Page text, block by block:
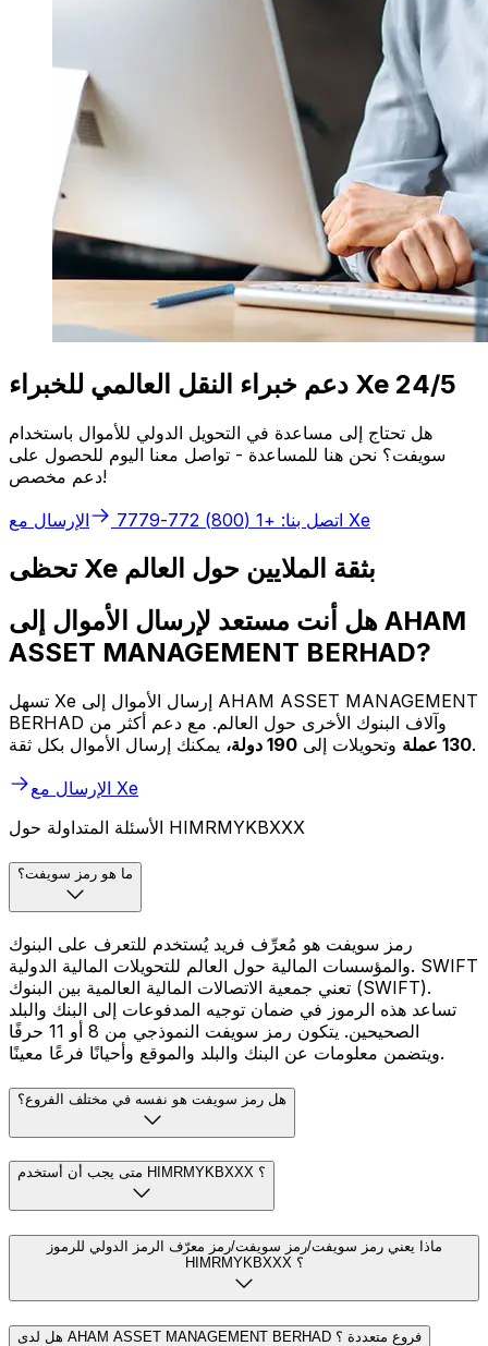
دعم خبراء النقل العالمي للخبراء Xe 24/5
هل تحتاج إلى مساعدة في التحويل الدولي للأموال باستخدام
سويفت؟ نحن هنا للمساعدة - تواصل معنا اليوم للحصول على
دعم مخصص!
اتصل بنا: +1 (800) 772-7779 الإرسال مع Xe
تحظى Xe بثقة الملايين حول العالم
هل أنت مستعد لإرسال الأموال إلى AHAM
ASSET MANAGEMENT BERHAD?
تسهل Xe إرسال الأموال إلى AHAM ASSET MANAGEMENT
BERHAD وآلاف البنوك الأخرى حول العالم. مع دعم أكثر من
130 عملة
وتحويلات إلى 190 دولة،
يمكنك إرسال الأموال بكل ثقة.
الإرسال مع Xe
الأسئلة المتداولة حول HIMRMYKBXXX
ما هو رمز سويفت؟
رمز سويفت هو مُعرِّف فريد يُستخدم للتعرف على البنوك
والمؤسسات المالية حول العالم للتحويلات المالية الدولية. SWIFT
تعني جمعية الاتصالات المالية العالمية بين البنوك (SWIFT).
تساعد هذه الرموز في ضمان توجيه المدفوعات إلى البنك والبلد
الصحيحين. يتكون رمز سويفت النموذجي من 8 أو 11 حرفًا
ويتضمن معلومات عن البنك والبلد والموقع وأحيانًا فرعًا معينًا.
هل رمز سويفت هو نفسه في مختلف الفروع؟
متى يجب أن أستخدم HIMRMYKBXXX ؟
ماذا يعني رمز سويفت/رمز سويفت/رمز معرّف الرمز الدولي للرموز
HIMRMYKBXXX ؟
هل لدى AHAM ASSET MANAGEMENT BERHAD فروع متعددة ؟